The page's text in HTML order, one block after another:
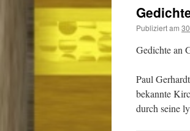
Publiziert am
Gedichte an
Paul
bekannte
durch seine